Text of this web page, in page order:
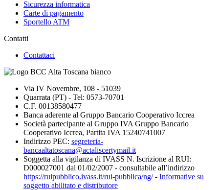
Sicurezza informatica
Carte di pagamento
Sportello ATM
Contatti
Contattaci
Via IV Novembre, 108 - 51039
Quarrata (PT) - Tel: 0573-70701
C.F. 00138580477
Banca aderente al Gruppo Bancario Cooperativo Iccrea
Società partecipante al Gruppo IVA Gruppo Bancario
Cooperativo Iccrea, Partita IVA 15240741007
Indirizzo PEC: segreteria-
bancaaltatoscana@actaliscertymail.it
Soggetta alla vigilanza di IVASS N. Iscrizione al RUI:
D000027001 dal 01/02/2007 - consultabile all’indirizzo
https://ruipubblico.ivass.it/rui-pubblica/ng/- Informative su
soggetto abilitato e distributore